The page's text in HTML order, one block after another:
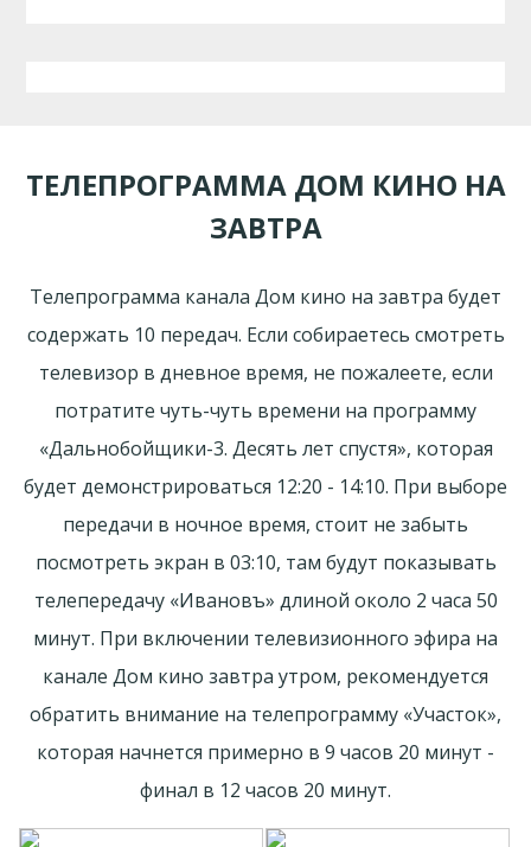
ТЕЛЕПРОГРАММА ДОМ КИНО НА
ЗАВТРА
Телепрограмма канала Дом кино на завтра будет
содержать 10 передач. Если собираетесь смотреть
телевизор в дневное время, не пожалеете, если
потратите чуть-чуть времени на программу
«Дальнобойщики-3. Десять лет спустя», которая
будет демонстрироваться 12:20 - 14:10. При выборе
передачи в ночное время, стоит не забыть
посмотреть экран в 03:10, там будут показывать
телепередачу «Ивановъ» длиной около 2 часа 50
минут. При включении телевизионного эфира на
канале Дом кино завтра утром, рекомендуется
обратить внимание на телепрограмму «Участок»,
которая начнется примерно в 9 часов 20 минут -
финал в 12 часов 20 минут.